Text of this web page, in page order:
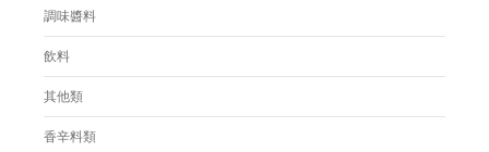
調味醬料
飲料
其他類
香辛料類